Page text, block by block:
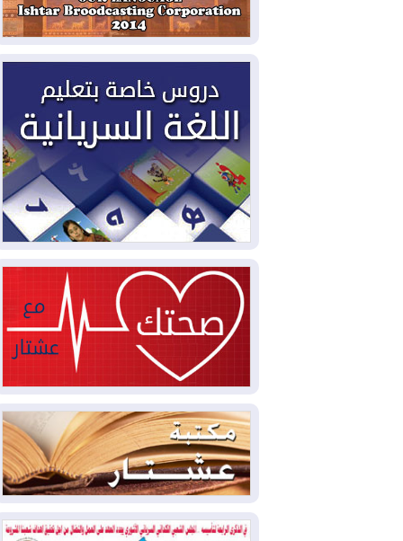
2026-08-04سومو: إنتاج النفط في إقليم
كوردستان انخفض إلى أقل من 10%
ملفات حقبة الكاظمي تعود إلى
الواجهة.. أنباء عن مراجعات قضائية
وتحقيقات أوسع في قضايا فساد
2026-08-04بيترو يشكو تزوير الانتخابات
الرئاسية ويحذر من "حرب أهلية" في
كولومبيا
2026-08-03رئيس إقليم كوردستان في
2026-08-03
العراق يؤكد مجدداً التزامه
بمنع الهجمات على الدول المجاورة
2026-08-03
العجز والاقتراض يطوقان
المالية العراقية.. اقتراض يتجاوز 3 تريليونات
دينار!
2026-08-03كوبا تغرق في الظلام مجددا
وانهيار الشبكة الكهربائية
2026-08-03
أوامر بإجلاء 60 ألف شخص
بسبب الحرائق في ولاية واشنطن